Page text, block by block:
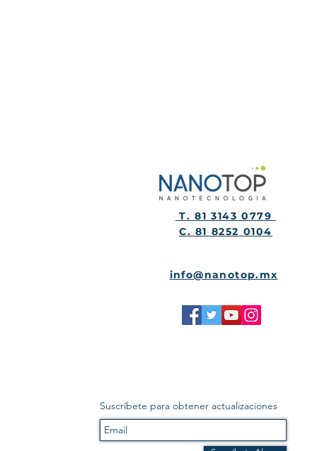
T. 81 3143 0779
C. 81 8252 0104
Suscríbete para obtener actualizaciones
info@nanotop.mx